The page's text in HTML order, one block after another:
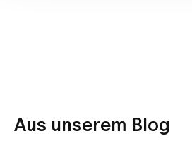
Aus unserem Blog